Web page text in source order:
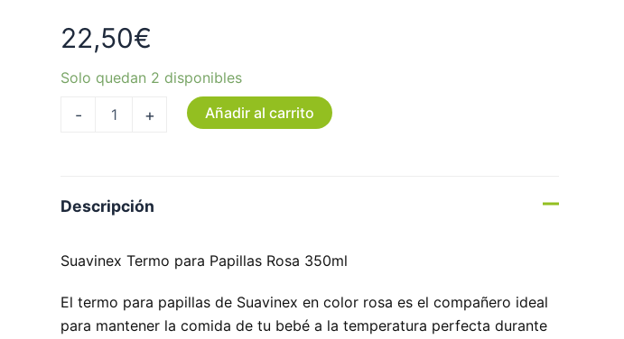
22,50€
Solo quedan 2 disponibles
- + Añadir al carrito
Descripción
Suavinex Termo para Papillas Rosa 350ml
El termo para papillas de Suavinex en color rosa es el compañero ideal
para mantener la comida de tu bebé a la temperatura perfecta durante